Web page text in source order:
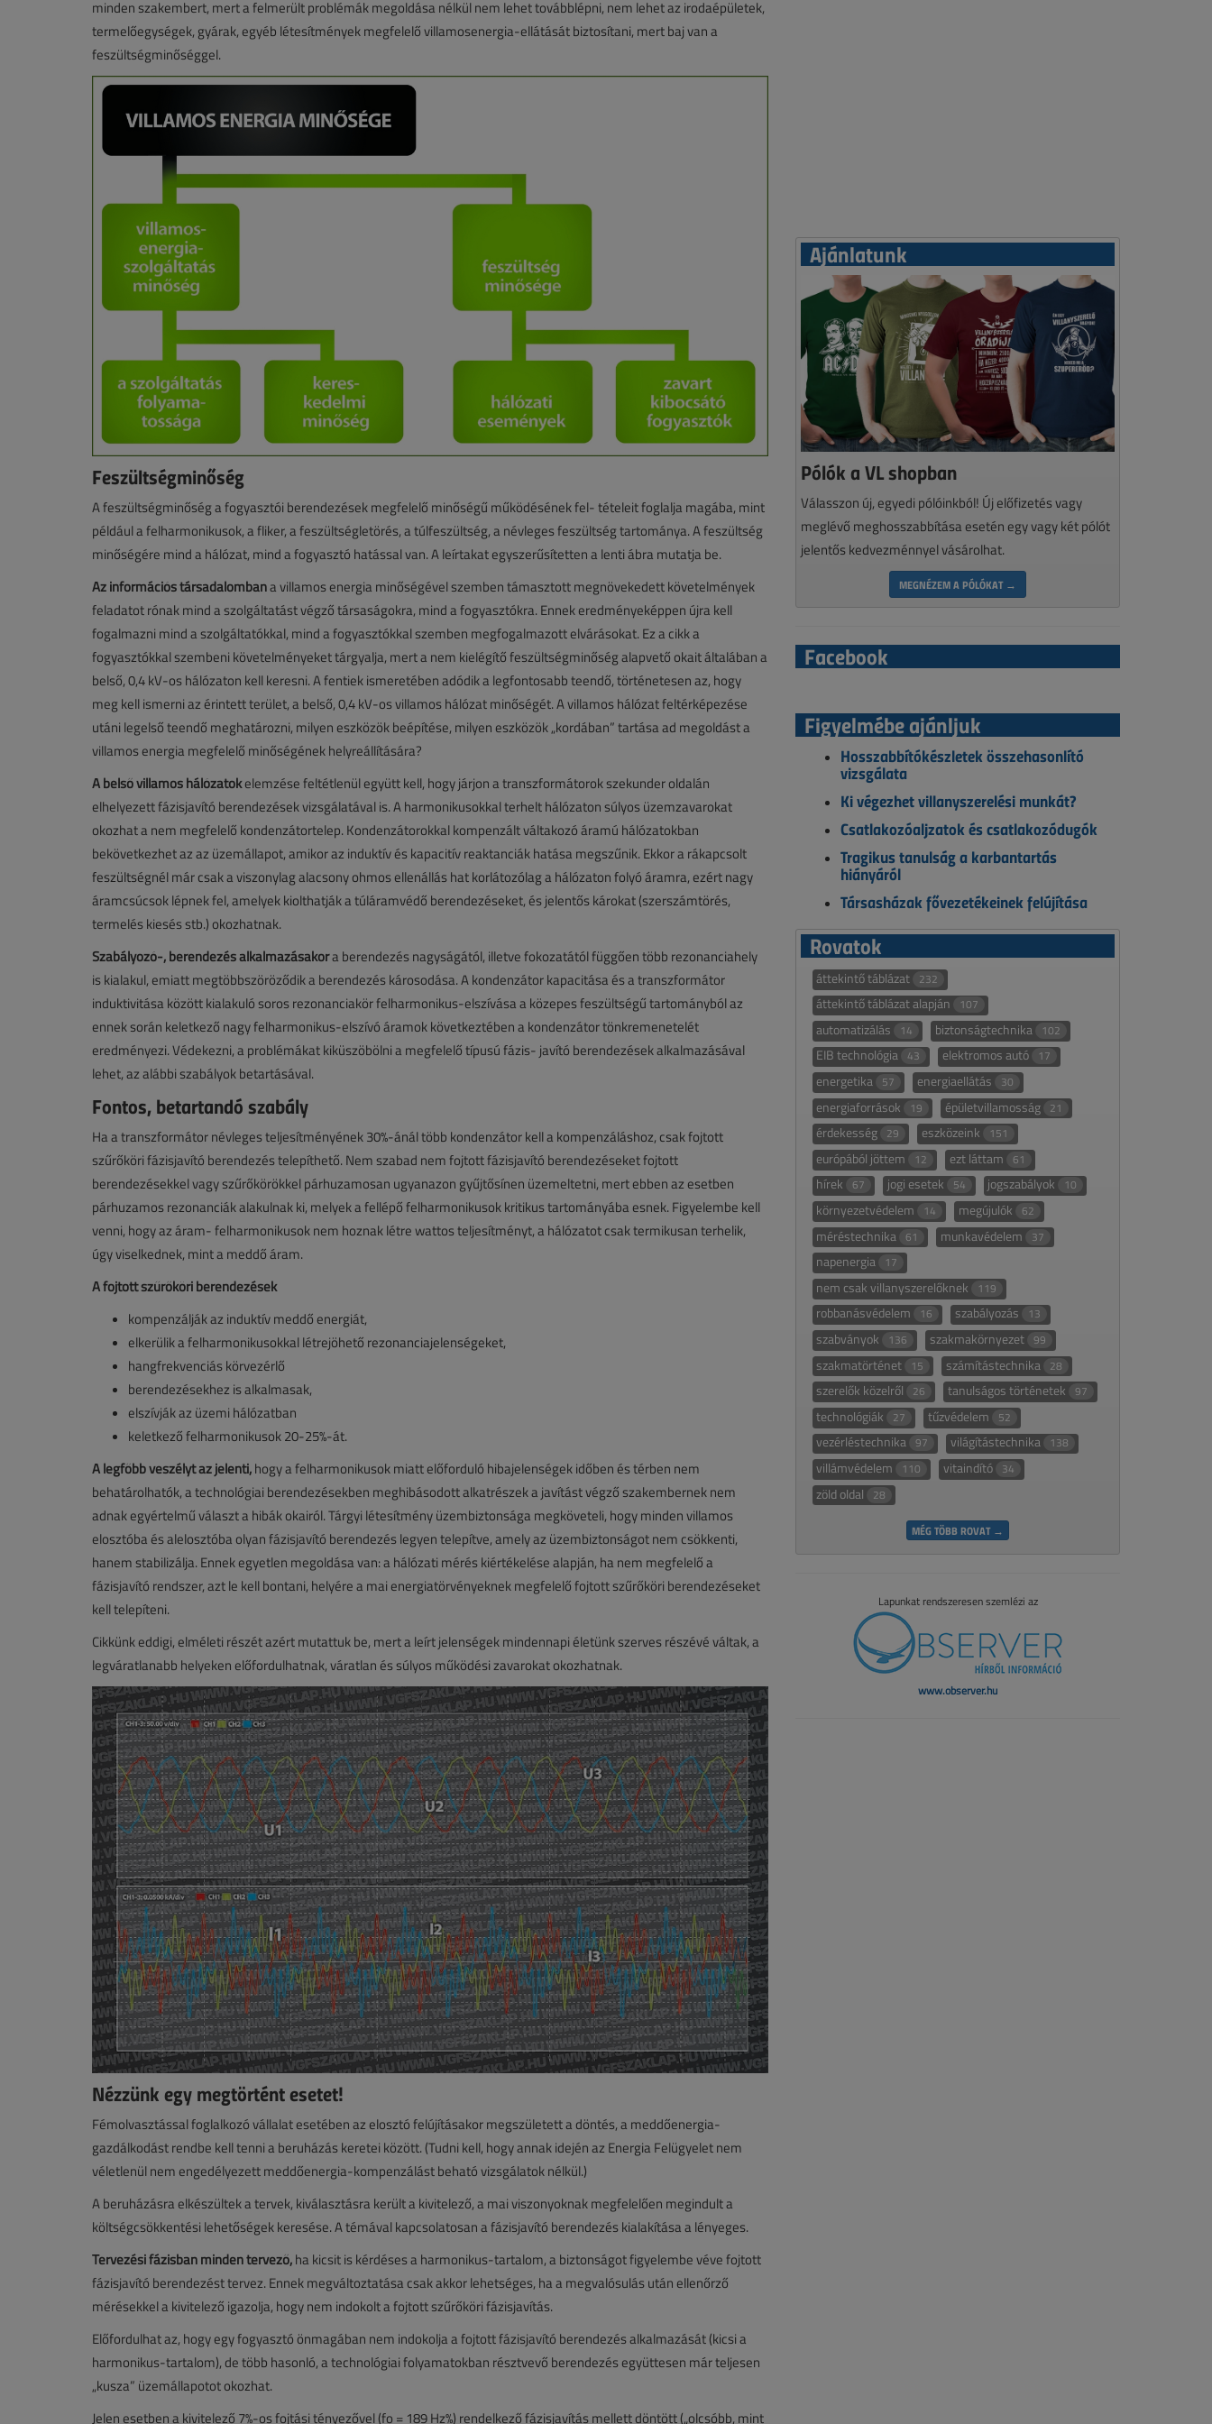
minden szakembert, mert a felmerült problémák megoldása nélkül nem lehet továbblépni, nem lehet az irodaépületek,
termelőegységek, gyárak, egyéb létesítmények megfelelő villamosenergia-ellátását biztosítani, mert baj van a
feszültségminőséggel.
Feszültségminőség
A feszültségminőség a fogyasztói berendezések megfelelő minőségű működésének fel- tételeit foglalja magába, mint
például a felharmonikusok, a fliker, a feszültségletörés, a túlfeszültség, a névleges feszültség tartománya. A feszültség
minőségére mind a hálózat, mind a fogyasztó hatással van. A leírtakat egyszerűsítetten a lenti ábra mutatja be.
Az információs társadalombana villamos energia minőségével szemben támasztott megnövekedett követelmények
feladatot rónak mind a szolgáltatást végző társaságokra, mind a fogyasztókra. Ennek eredményeképpen újra kell
fogalmazni mind a szolgáltatókkal, mind a fogyasztókkal szemben megfogalmazott elvárásokat. Ez a cikk a
fogyasztókkal szembeni követelményeket tárgyalja, mert a nem kielégítő feszültségminőség alapvető okait általában a
belső, 0,4 kV-os hálózaton kell keresni. A fentiek ismeretében adódik a legfontosabb teendő, történetesen az, hogy
meg kell ismerni az érintett terület, a belső, 0,4 kV-os villamos hálózat minőségét. A villamos hálózat feltérképezése
utáni legelső teendő meghatározni, milyen eszközök beépítése, milyen eszközök „kordában” tartása ad megoldást a
villamos energia megfelelő minőségének helyreállítására?
A belső villamos hálózatokelemzése feltétlenül együtt kell, hogy járjon a transzformátorok szekunder oldalán
elhelyezett fázisjavító berendezések vizsgálatával is. A harmonikusokkal terhelt hálózaton súlyos üzemzavarokat
okozhat a nem megfelelő kondenzátortelep. Kondenzátorokkal kompenzált váltakozó áramú hálózatokban
bekövetkezhet az az üzemállapot, amikor az induktív és kapacitív reaktanciák hatása megszűnik. Ekkor a rákapcsolt
feszültségnél már csak a viszonylag alacsony ohmos ellenállás hat korlátozólag a hálózaton folyó áramra, ezért nagy
áramcsúcsok lépnek fel, amelyek kiolthatják a túláramvédő berendezéseket, és jelentős károkat (szerszámtörés,
termelés kiesés stb.) okozhatnak.
Szabályozó-, berendezés alkalmazásakora berendezés nagyságától, illetve fokozatától függően több rezonanciahely
is kialakul, emiatt megtöbbszöröződik a berendezés károsodása. A kondenzátor kapacitása és a transzformátor
induktivitása között kialakuló soros rezonanciakör felharmonikus-elszívása a közepes feszültségű tartományból az
ennek során keletkező nagy felharmonikus-elszívó áramok következtében a kondenzátor tönkremenetelét
eredményezi. Védekezni, a problémákat kiküszöbölni a megfelelő típusú fázis- javító berendezések alkalmazásával
lehet, az alábbi szabályok betartásával.
Fontos, betartandó szabály
Ha a transzformátor névleges teljesítményének 30%-ánál több kondenzátor kell a kompenzáláshoz, csak fojtott
szűrőköri fázisjavító berendezés telepíthető. Nem szabad nem fojtott fázisjavító berendezéseket fojtott
berendezésekkel vagy szűrőkörökkel párhuzamosan ugyanazon gyűjtősínen üzemeltetni, mert ebben az esetben
párhuzamos rezonanciák alakulnak ki, melyek a fellépő felharmonikusok kritikus tartományába esnek. Figyelembe kell
venni, hogy az áram- felharmonikusok nem hoznak létre wattos teljesítményt, a hálózatot csak termikusan terhelik,
úgy viselkednek, mint a meddő áram.
A fojtott szűrőköri berendezések
kompenzálják az induktív meddő energiát,
elkerülik a felharmonikusokkal létrejöhető rezonanciajelenségeket,
hangfrekvenciás körvezérlő
berendezésekhez is alkalmasak,
elszívják az üzemi hálózatban
keletkező felharmonikusok 20-25%-át.
A legfőbb veszélyt az jelenti,hogy a felharmonikusok miatt előforduló hibajelenségek időben és térben nem
behatárolhatók, a technológiai berendezésekben meghibásodott alkatrészek a javítást végző szakembernek nem
adnak egyértelmű választ a hibák okairól. Tárgyi létesítmény üzembiztonsága megköveteli, hogy minden villamos
elosztóba és alelosztóba olyan fázisjavító berendezés legyen telepítve, amely az üzembiztonságot nem csökkenti,
hanem stabilizálja. Ennek egyetlen megoldása van: a hálózati mérés kiértékelése alapján, ha nem megfelelő a
fázisjavító rendszer, azt le kell bontani, helyére a mai energiatörvényeknek megfelelő fojtott szűrőköri berendezéseket
kell telepíteni.
Cikkünk eddigi, elméleti részét azért mutattuk be, mert a leírt jelenségek mindennapi életünk szerves részévé váltak, a
legváratlanabb helyeken előfordulhatnak, váratlan és súlyos működési zavarokat okozhatnak.
Nézzünk egy megtörtént esetet!
Fémolvasztással foglalkozó vállalat esetében az elosztó felújításakor megszületett a döntés, a meddőenergia-
gazdálkodást rendbe kell tenni a beruházás keretei között. (Tudni kell, hogy annak idején az Energia Felügyelet nem
véletlenül nem engedélyezett meddőenergia-kompenzálást beható vizsgálatok nélkül.)
A beruházásra elkészültek a tervek, kiválasztásra került a kivitelező, a mai viszonyoknak megfelelően megindult a
költségcsökkentési lehetőségek keresése. A témával kapcsolatosan a fázisjavító berendezés kialakítása a lényeges.
Tervezési fázisban minden tervező,ha kicsit is kérdéses a harmonikus-tartalom, a biztonságot figyelembe véve fojtott
fázisjavító berendezést tervez. Ennek megváltoztatása csak akkor lehetséges, ha a megvalósulás után ellenőrző
mérésekkel a kivitelező igazolja, hogy nem indokolt a fojtott szűrőköri fázisjavítás.
Előfordulhat az, hogy egy fogyasztó önmagában nem indokolja a fojtott fázisjavító berendezés alkalmazását (kicsi a
harmonikus-tartalom), de több hasonló, a technológiai folyamatokban résztvevő berendezés együttesen már teljesen
„kusza” üzemállapotot okozhat.
Jelen esetben a kivitelező 7%-os fojtási tényezővel (fo = 189 Hz%) rendelkező fázisjavítás mellett döntött („olcsóbb, mint
Ajánlatunk
Pólók a VL shopban
Válasszon új, egyedi pólóinkból! Új előfizetés vagy
meglévő meghosszabbítása esetén egy vagy két pólót
jelentős kedvezménnyel vásárolhat.
MEGNÉZEM A PÓLÓKAT →
Facebook
Figyelmébe ajánljuk
Hosszabbítókészletek összehasonlító
vizsgálata
Ki végezhet villanyszerelési munkát?
Csatlakozóaljzatok és csatlakozódugók
Tragikus tanulság a karbantartás
hiányáról
Társasházak fővezetékeinek felújítása
Rovatok
áttekintő táblázat 232
áttekintő táblázat alapján 107
automatizálás 14 biztonságtechnika 102
EIB technológia 43 elektromos autó 17
energetika 57 energiaellátás 30
energiaforrások 19 épületvillamosság 21
érdekesség 29 eszközeink 151
európából jöttem 12 ezt láttam 61
hírek 67 jogi esetek 54 jogszabályok 10
környezetvédelem 14 megújulók 62
méréstechnika 61 munkavédelem 37
napenergia 17
nem csak villanyszerelőknek 119
robbanásvédelem 16 szabályozás 13
szabványok 136 szakmakörnyezet 99
szakmatörténet 15 számítástechnika 28
szerelők közelről 26 tanulságos történetek 97
technológiák 27 tűzvédelem 52
vezérléstechnika 97 világítástechnika 138
villámvédelem 110 vitaindító 34
zöld oldal 28
MÉG TÖBB ROVAT →
Lapunkat rendszeresen szemlézi az
www.observer.hu